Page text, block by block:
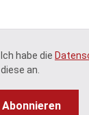
Ich habe die
diese an.
Abonnieren